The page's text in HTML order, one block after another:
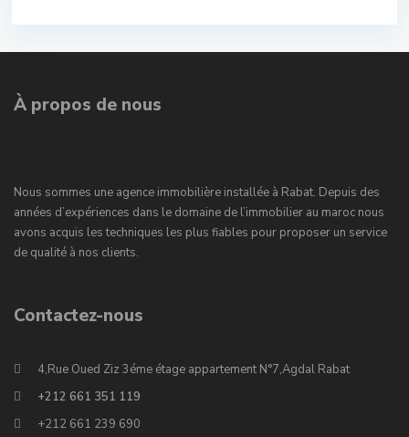
À propos de nous
Nous sommes une agence immobilière installée à Rabat. Depuis des
années d’expériences dans le domaine de l’immobilier au maroc nous
avons acquis les techniques les plus fiables pour proposer un service
de qualité à nos clients.
Contactez-nous
4,Rue Oued Ziz 3éme étage appartement N°7,Agdal Rabat
+212 661 351 119
+212 661 239 690